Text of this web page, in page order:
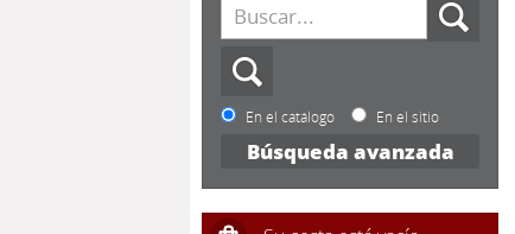
En el catálogo En el sitio
Búsqueda avanzada